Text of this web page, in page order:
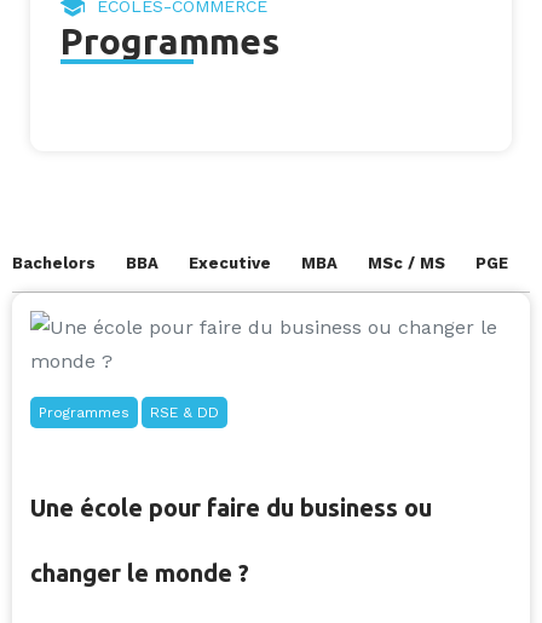
ECOLES-COMMERCE
Programmes
Bachelors BBA Executive MBA MSc / MS PGE
Programmes RSE & DD
Une école pour faire du business ou
changer le monde ?